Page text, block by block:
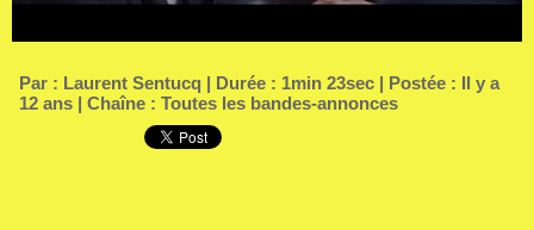
Par : Laurent Sentucq | Durée : 1min 23sec | Postée : Il y a
12 ans | Chaîne : Toutes les bandes-annonces